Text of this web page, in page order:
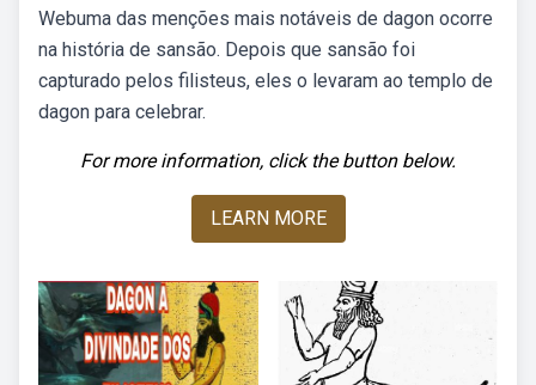
Webuma das menções mais notáveis de dagon ocorre
na história de sansão. Depois que sansão foi
capturado pelos filisteus, eles o levaram ao templo de
dagon para celebrar.
For more information, click the button below.
LEARN MORE